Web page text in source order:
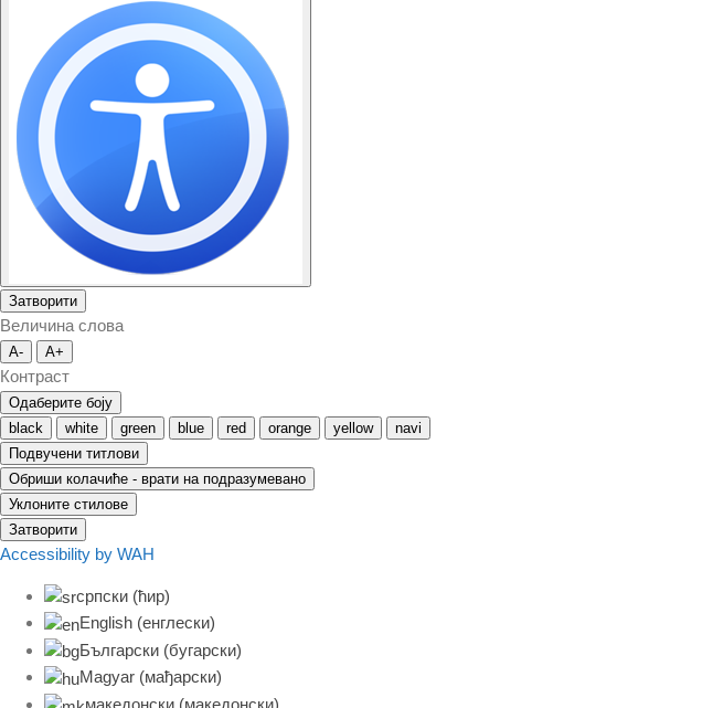
Затворити
Величина слова
A- A+
Контраст
Одаберите боју
black
white green blue red orange yellow
navi
Подвучени титлови
Обриши колачиће - врати на подразумевано
Уклоните стилове
Затворити
Accessibility by WAH
српски (ћир)
English (енглески)
Български (бугарски)
Magyar (мађарски)
македонски (македонски)